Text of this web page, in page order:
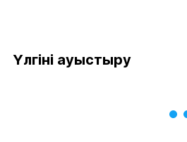
Үлгіні ауыстыру